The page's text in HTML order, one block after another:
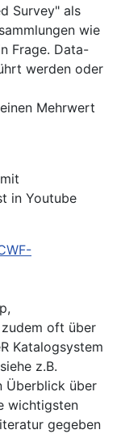
Survey" als
wie
Frage. Data-
werden oder
Mehrwert
in Youtube
oft über
Katalogsystem
z.B.
Überblick über
wichtigsten
gegeben